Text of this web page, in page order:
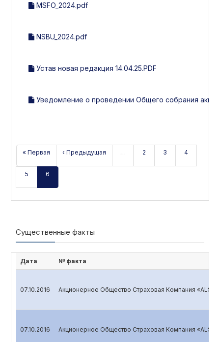
MSFO_2024.pdf
NSBU_2024.pdf
Устав новая редакция 14.04.25.PDF
Уведомление о проведении Общего собрания
« Первая ‹ Предыдущая … 2 3 4
5 6
Существенные факты
Дата № факта
07.10.2016 Акционерное Общество Страховая Компания
07.10.2016 Акционерное Общество Страховая Компания